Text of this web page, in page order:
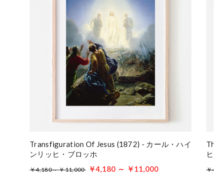
Transfiguration Of Jesus (1872) - カール・ハイ
ンリッヒ・ブロッホ
￥4,180～ ￥11,000 ￥4,180 ～ ￥11,000
ヒ
￥